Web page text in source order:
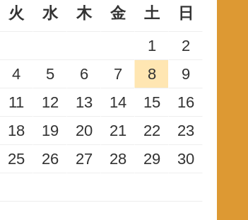
火 水 木 金 土
日
1
2
4 5 6 7 8
9
11 12 13 14 15
16
18 19 20 21 22
23
25 26 27 28 29
30